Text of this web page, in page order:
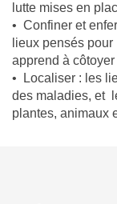
lutte mises en
• Confiner et
lieux pensés
apprend à
• Localiser : les
des maladies, et
plantes, animaux